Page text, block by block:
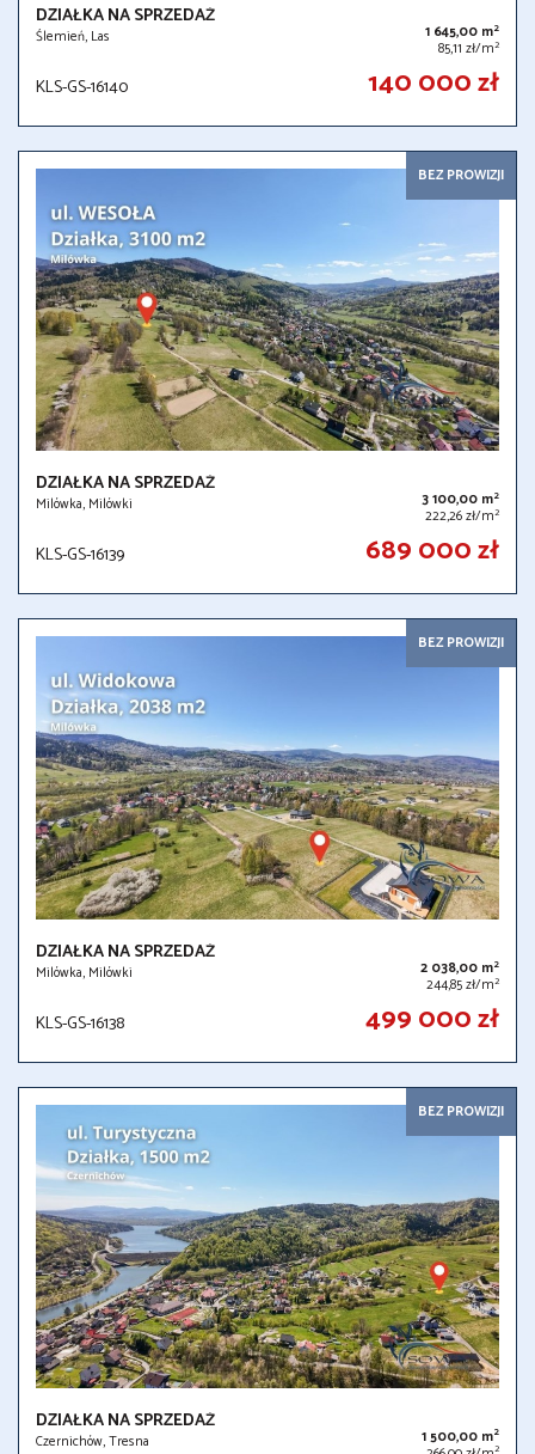
DZIAŁKA NA SPRZEDAŻ
Ślemień, Las 1 645,00 m2
85,11 zł/m2
KLS-GS-16140 140 000 zł
BEZ PROWIZJI
DZIAŁKA NA SPRZEDAŻ
Milówka, Milówki 3 100,00 m2
222,26 zł/m2
KLS-GS-16139 689 000 zł
BEZ PROWIZJI
DZIAŁKA NA SPRZEDAŻ
Milówka, Milówki 2 038,00 m2
244,85 zł/m2
KLS-GS-16138 499 000 zł
BEZ PROWIZJI
DZIAŁKA NA SPRZEDAŻ
Czernichów, Tresna 1 500,00 m2
2